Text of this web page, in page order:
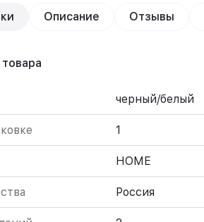
Описание Отзывы
черный/белый
1
HOME
Россия